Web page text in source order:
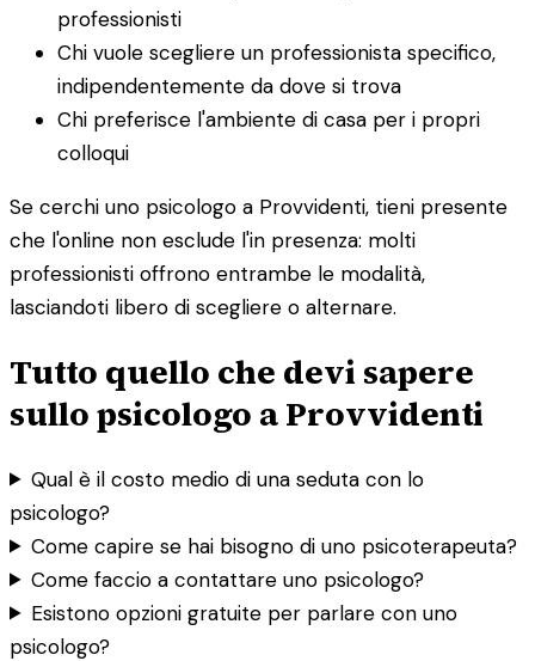
professionisti
Chi vuole scegliere un professionista specifico,
indipendentemente da dove si trova
Chi preferisce l'ambiente di casa per i propri
colloqui
Se cerchi uno psicologo a Provvidenti, tieni presente
che l'online non esclude l'in presenza: molti
professionisti offrono entrambe le modalità,
lasciandoti libero di scegliere o alternare.
Tutto quello che devi sapere
sullo psicologo a Provvidenti
Qual è il costo medio di una seduta con lo
psicologo?
Come capire se hai bisogno di uno psicoterapeuta?
Come faccio a contattare uno psicologo?
Esistono opzioni gratuite per parlare con uno
psicologo?